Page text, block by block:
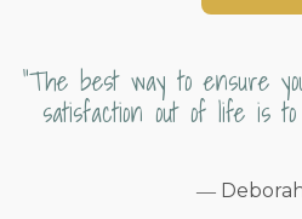
“The best way to ensure
satisfaction out of life is to
―